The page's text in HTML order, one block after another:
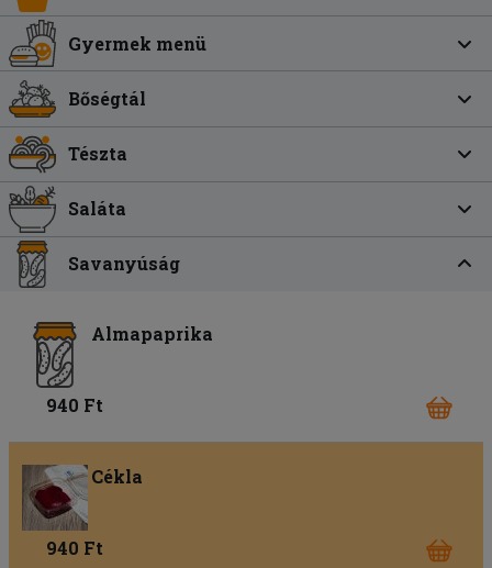
Gyermek menü
Bőségtál
Tészta
Saláta
Savanyúság
Almapaprika
940 Ft
Cékla
940 Ft